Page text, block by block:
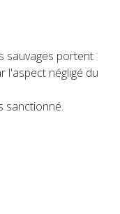
sauvages portent
l'aspect négligé du
sanctionné.